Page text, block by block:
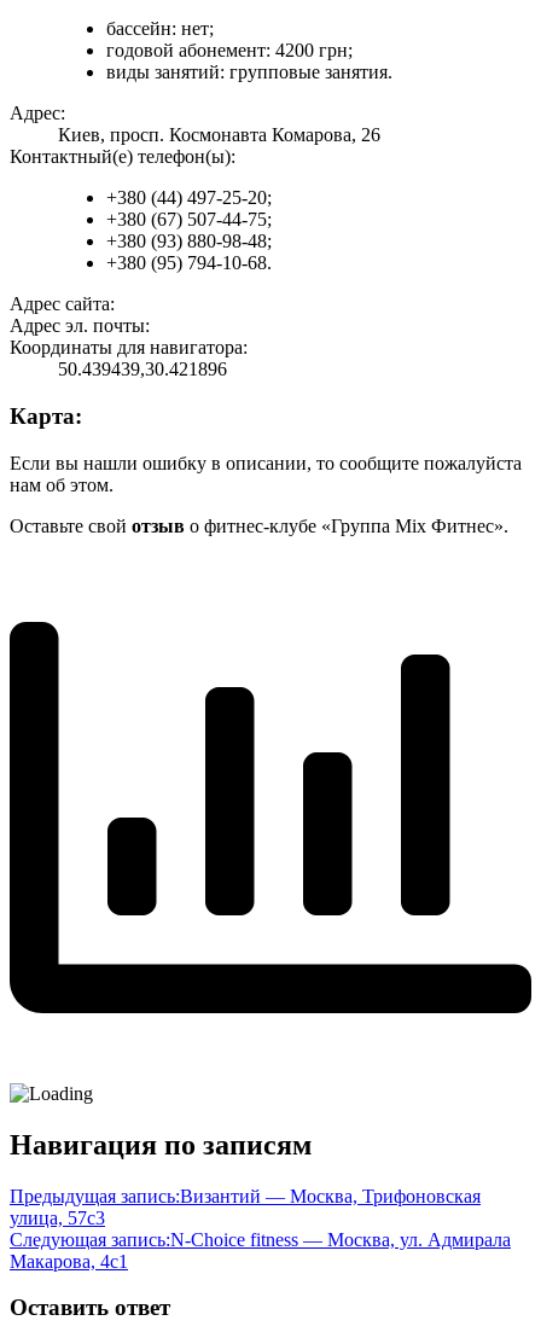
бассейн: нет;
годовой абонемент: 4200 грн;
виды занятий: групповые занятия.
Адрес:
Киев, просп. Космонавта Комарова, 26
Контактный(е) телефон(ы):
+380 (44) 497-25-20;
+380 (67) 507-44-75;
+380 (93) 880-98-48;
+380 (95) 794-10-68.
Адрес сайта:
Адрес эл. почты:
Координаты для навигатора:
50.439439,30.421896
Карта:
Если вы нашли ошибку в описании, то сообщите пожалуйста
нам об этом.
Оставьте свой отзыв о фитнес-клубе «Группа Mix Фитнес».
Навигация по записям
Предыдущая запись:Византий — Москва, Трифоновская
улица, 57с3
Следующая запись:N-Choice fitness — Москва, ул. Адмирала
Макарова, 4с1
Оставить ответ